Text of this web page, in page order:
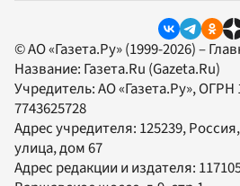
© АО «Газета.Ру» (1999-2026) –
Название: Газета.Ru (Gazeta.Ru)
Учредитель:АО «Газета.Ру», ОГРН
7743625728
Адрес учредителя: 125239,
улица, дом 67
Адрес редакции и издателя: